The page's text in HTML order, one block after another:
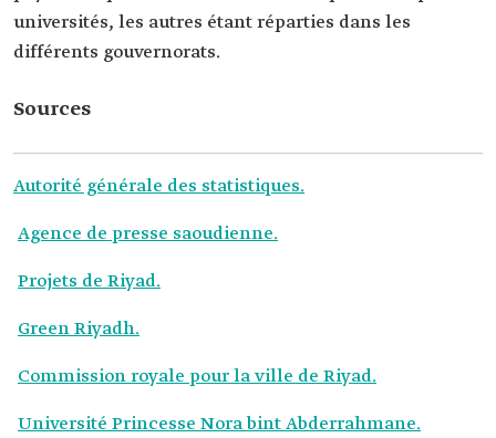
universités, les autres étant réparties dans les
différents gouvernorats.
Sources
Autorité générale des statistiques.
Agence de presse saoudienne.
Projets de Riyad.
Green Riyadh.
Commission royale pour la ville de Riyad.
Université Princesse Nora bint Abderrahmane.